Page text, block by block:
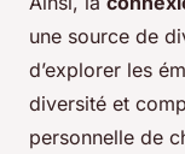
une source de
d’explorer les
diversité et
personnelle de